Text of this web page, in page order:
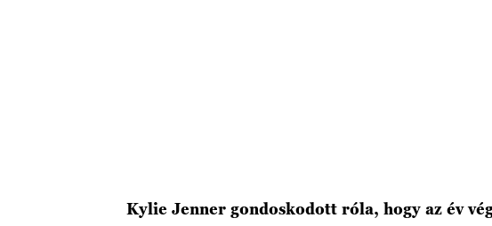
Kylie Jenner gondoskodott róla, hogy az év